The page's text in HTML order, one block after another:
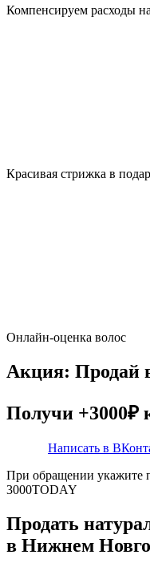
Компенсируем расходы
Красивая стрижка в
Онлайн-оценка волос
Акция: Продай
Получи +3000₽
Написать в
При обращении укажите
3000TODAY
Продать
в Нижнем